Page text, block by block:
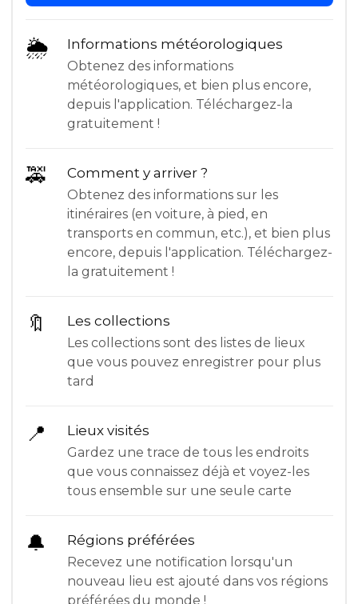
🌦 Informations météorologiques
Obtenez des informations
météorologiques, et bien plus encore,
depuis l'application. Téléchargez-la
gratuitement !
🚕 Comment y arriver ?
Obtenez des informations sur les
itinéraires (en voiture, à pied, en
transports en commun, etc.), et bien plus
encore, depuis l'application. Téléchargez-
la gratuitement !
🔖 Les collections
Les collections sont des listes de lieux
que vous pouvez enregistrer pour plus
tard
📍 Lieux visités
Gardez une trace de tous les endroits
que vous connaissez déjà et voyez-les
tous ensemble sur une seule carte
🔔 Régions préférées
Recevez une notification lorsqu'un
nouveau lieu est ajouté dans vos régions
préférées du monde !